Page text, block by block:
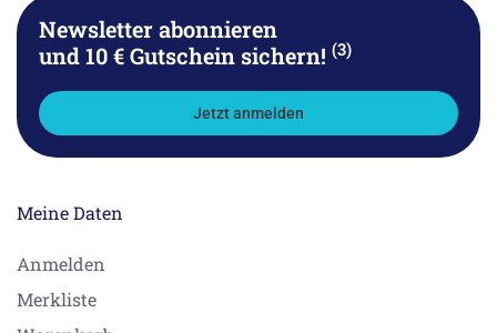
Newsletter abonnieren
und 10 € Gutschein sichern! (3)
Jetzt anmelden
Meine Daten
Anmelden
Merkliste